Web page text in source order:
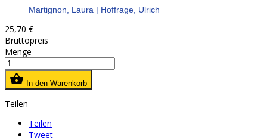
Martignon, Laura | Hoffrage, Ulrich
25,70 €
Bruttopreis
Menge
 In den Warenkorb
Teilen
Teilen
Tweet